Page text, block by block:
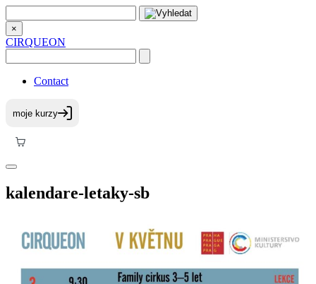
×
CIRQUEON
Contact
kalendare-letaky-sb